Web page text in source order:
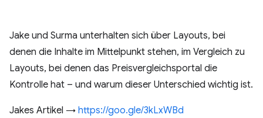
Jake und Surma unterhalten sich über Layouts, bei
denen die Inhalte im Mittelpunkt stehen, im Vergleich zu
Layouts, bei denen das Preisvergleichsportal die
Kontrolle hat – und warum dieser Unterschied wichtig ist.
Jakes Artikel → https://goo.gle/3kLxWBd